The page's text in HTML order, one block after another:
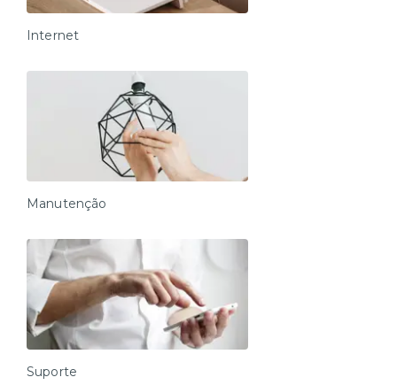
Internet
Manutenção
Suporte